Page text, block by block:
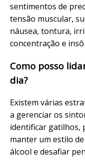
sentimentos de
tensão muscular,
náusea, tontura,
concentração e
Como posso
dia?
Existem várias
a gerenciar os
identificar gatilhos,
manter um estilo
álcool e desafiar